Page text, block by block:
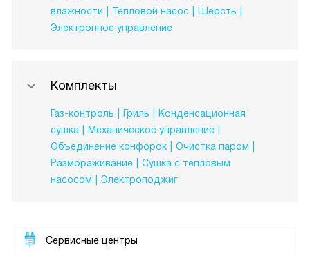
влажности
Тепловой насос
Шерсть
Электронное управление
Комплекты
Газ-контроль Гриль
Конденсационная
сушка
Механическое управление
Объединение конфорок
Очистка паром
Размораживание
Сушка с тепловым
насосом
Электроподжиг
Сервисные центры